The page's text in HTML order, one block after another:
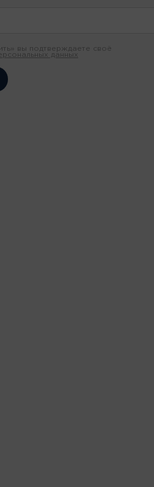
вы подтверждаете своё
данных